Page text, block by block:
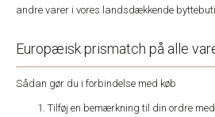
andre varer i vores landsdækkende
Europæisk prismatch på alle
Sådan gør du i forbindelse med køb
Tilføj en bemærkning til din ordre